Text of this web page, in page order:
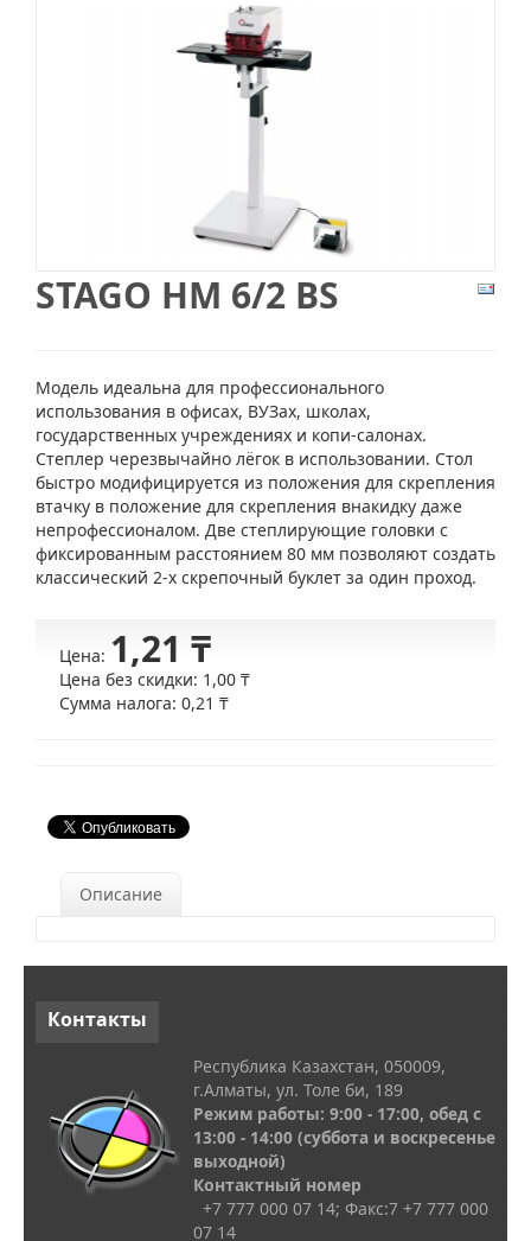
STAGO HM 6/2 BS
Модель идеальна для профессионального
использования в офисах, ВУЗах, школах,
государственных учреждениях и копи-салонах.
Степлер черезвычайно лёгок в использовании. Стол
быстро модифицируется из положения для скрепления
втачку в положение для скрепления внакидку даже
непрофессионалом. Две степлирующие головки с
фиксированным расстоянием 80 мм позволяют создать
классический 2-х скрепочный буклет за один проход.
Цена: 1,21 ₸
Цена без скидки: 1,00 ₸
Сумма налога: 0,21 ₸
Описание
Контакты
Республика Казахстан, 050009,
г.Алматы, ул. Толе би, 189
Режим работы: 9:00 - 17:00, обед с
13:00 - 14:00 (суббота и воскресенье
выходной)
Контактный номер
+7 777 000 07 14; Факс:7 +7 777 000
07 14